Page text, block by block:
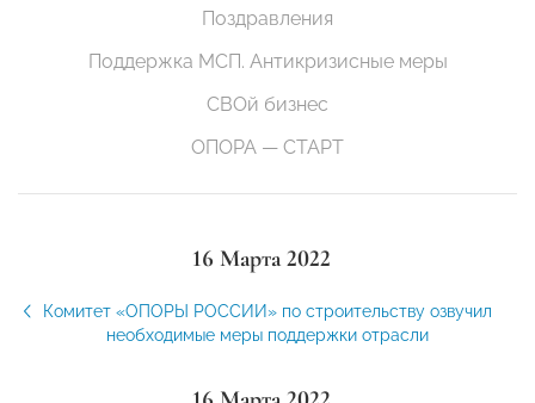
Поздравления
Поддержка МСП. Антикризисные меры
СВОй бизнес
ОПОРА — СТАРТ
16 Марта 2022
Комитет «ОПОРЫ РОССИИ» по строительству озвучил
необходимые меры поддержки отрасли